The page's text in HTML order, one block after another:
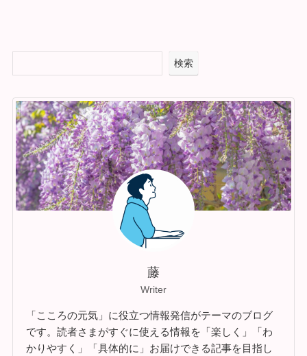
検索
藤
Writer
「こころの元気」に役立つ情報発信がテーマのブログ
です。読者さまがすぐに使える情報を「楽しく」「わ
かりやすく」「具体的に」お届けできる記事を目指し